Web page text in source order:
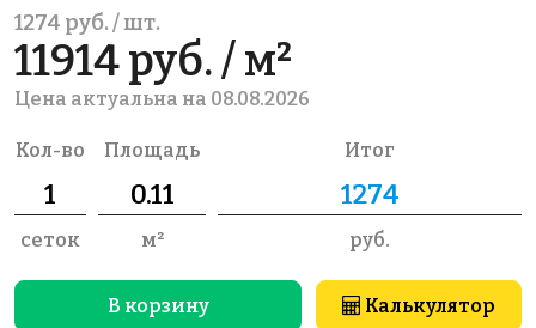
1274 руб. / шт.
11914 руб. / м²
Цена актуальна на 08.08.2026
Кол-во
сеток
Площадь
м²
Итог
руб.
В корзину Калькулятор